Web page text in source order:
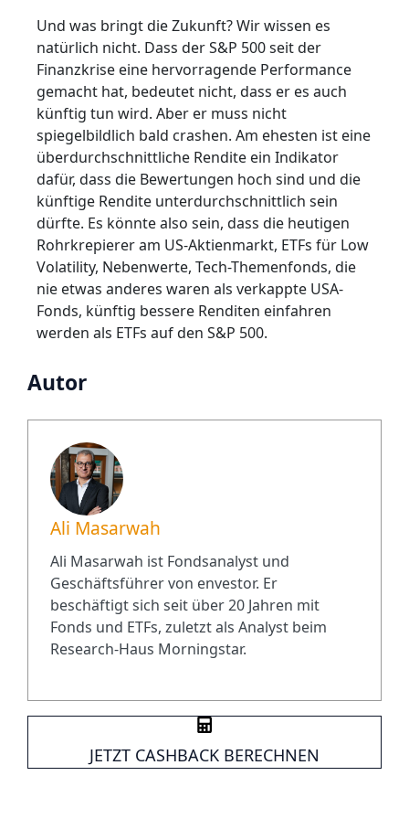
Und was bringt die Zukunft? Wir wissen es
natürlich nicht. Dass der S&P 500 seit der
Finanzkrise eine hervorragende Performance
gemacht hat, bedeutet nicht, dass er es auch
künftig tun wird. Aber er muss nicht
spiegelbildlich bald crashen. Am ehesten ist eine
überdurchschnittliche Rendite ein Indikator
dafür, dass die Bewertungen hoch sind und die
künftige Rendite unterdurchschnittlich sein
dürfte. Es könnte also sein, dass die heutigen
Rohrkrepierer am US-Aktienmarkt, ETFs für Low
Volatility, Nebenwerte, Tech-Themenfonds, die
nie etwas anderes waren als verkappte USA-
Fonds, künftig bessere Renditen einfahren
werden als ETFs auf den S&P 500.
Autor
Ali Masarwah
Ali Masarwah ist Fondsanalyst und
Geschäftsführer von envestor. Er
beschäftigt sich seit über 20 Jahren mit
Fonds und ETFs, zuletzt als Analyst beim
Research-Haus Morningstar.
JETZT CASHBACK BERECHNEN